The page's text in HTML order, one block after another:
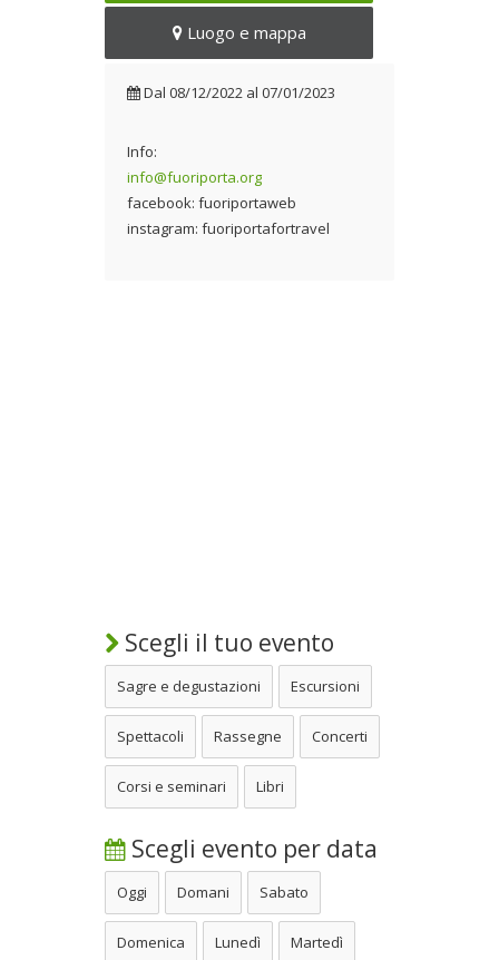
Dal 08/12/2022 al
07/01/2023
Luogo e mappa
Dal 08/12/2022 al 07/01/2023
Info:
info@fuoriporta.org
facebook: fuoriportaweb
instagram: fuoriportafortravel
Scegli il tuo evento
Sagre e degustazioni Escursioni
Spettacoli Rassegne Concerti
Corsi e seminari Libri
Scegli evento per data
Oggi Domani Sabato
Domenica Lunedì Martedì